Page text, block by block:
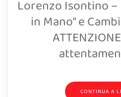
Lorenzo Isontino –
in Mano” e
CONTINUA A